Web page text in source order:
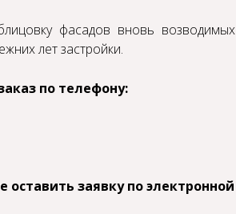
фасадов вновь
лет застройки.
по телефону:
заявку по